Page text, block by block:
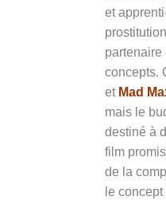
et
partenaire
concepts.
et Mad
mais le
destiné à
film
de la
le concept